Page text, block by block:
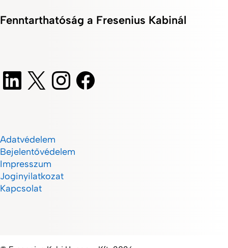
Fenntarthatóság a Fresenius Kabinál
Adatvédelem
Bejelentővédelem
Impresszum
Joginyilatkozat
Kapcsolat